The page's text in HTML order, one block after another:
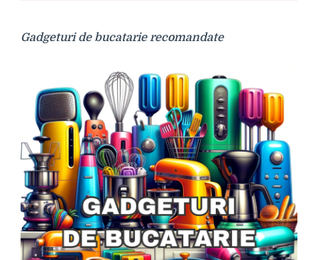
Gadgeturi de bucatarie recomandate